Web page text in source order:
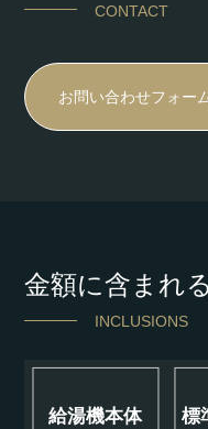
CONTACT
お問い合わせフォー
金額に含まれ
INCLUSIONS
給湯機本体 標